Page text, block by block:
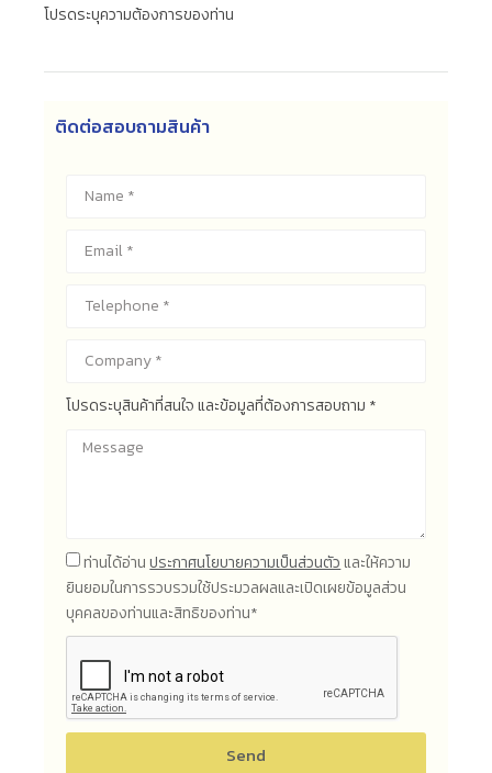
โปรดระบุความต้องการของท่าน
ติดต่อสอบถามสินค้า
โปรดระบุสินค้าที่สนใจ และข้อมูลที่ต้องการสอบถาม *
ท่านได้อ่านประกาศนโยบายความเป็นส่วนตัวและให้ความ
ยินยอมในการรวบรวมใช้ประมวลผลและเปิดเผยข้อมูลส่วน
บุคคลของท่านและสิทธิของท่าน*
Send